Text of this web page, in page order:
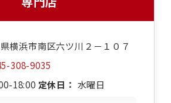
横浜市南区六ツ川２－１０７
308-9035
18:00 定休日： 水曜日